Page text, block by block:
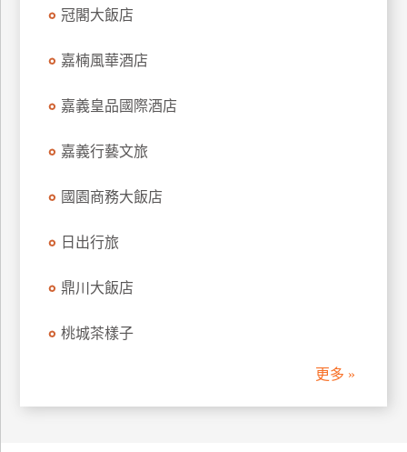
冠閣大飯店
嘉楠風華酒店
嘉義皇品國際酒店
嘉義行藝文旅
國園商務大飯店
日出行旅
鼎川大飯店
桃城茶樣子
更多 »